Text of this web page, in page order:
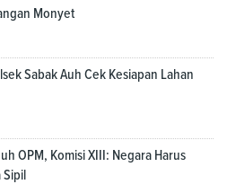
Monyet
Sabak Auh Cek Kesiapan Lahan
OPM, Komisi XIII: Negara Harus